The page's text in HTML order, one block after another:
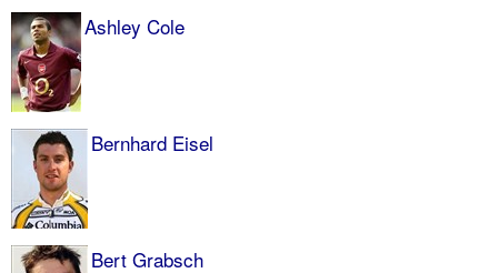
Ashley Cole
Bernhard Eisel
Bert Grabsch